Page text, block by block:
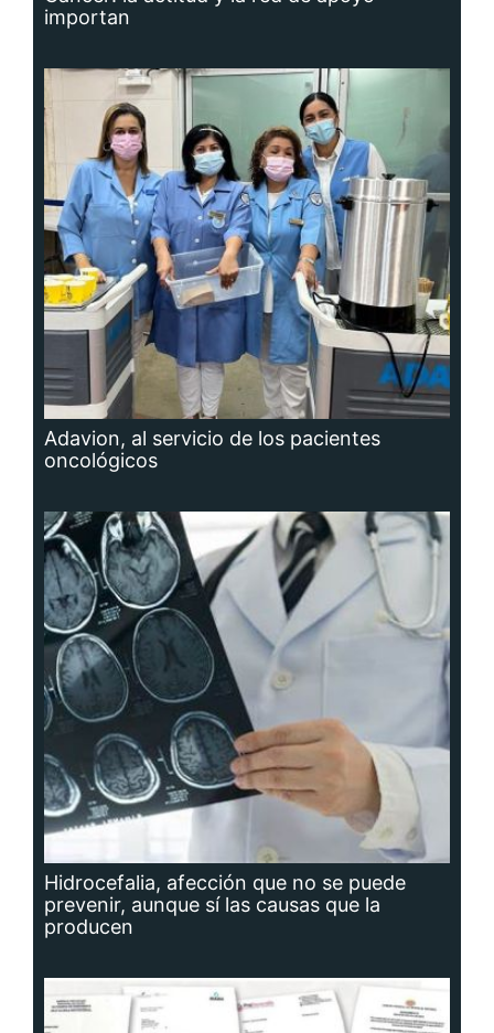
importan
Adavion, al servicio de los pacientes
oncológicos
Hidrocefalia, afección que no se puede
prevenir, aunque sí las causas que la
producen